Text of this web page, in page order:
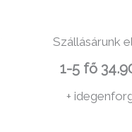
Szállásárunk
1-5 fő
+